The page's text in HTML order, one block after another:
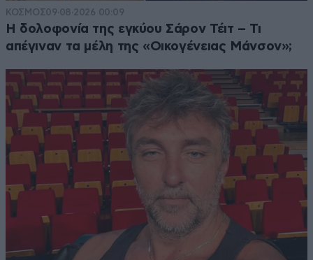
ΚΟΣΜΟΣ09·08·2026 00:09
Η δολοφονία της εγκύου Σάρον Τέιτ – Τι
απέγιναν τα μέλη της «Οικογένειας Μάνσον»;